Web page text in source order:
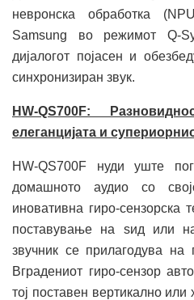
невронска обработка
Samsung во режимот Q-
дијалогот појасен и
синхронизиран звук.
HW-QS700F:
елеганцијата и
HW-QS700F нуди уште
домашното аудио со
иновативна гиро-сензорска
поставување на ѕид или
звучник се прилагодува на
Вградениот гиро-сензор
тој поставен вертикално или